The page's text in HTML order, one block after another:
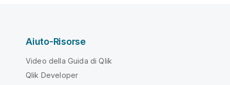
Aiuto-Risorse
Video della Guida di Qlik
Qlik Developer